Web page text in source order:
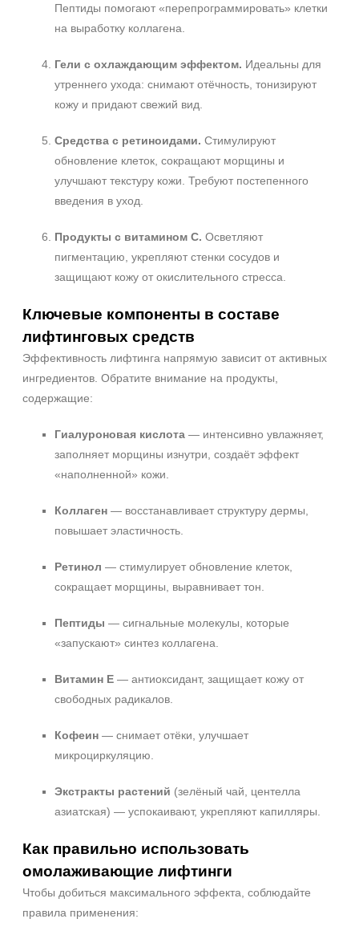
Пептиды помогают «перепрограммировать» клетки
на выработку коллагена.
Гели с охлаждающим эффектом. Идеальны для
утреннего ухода: снимают отёчность, тонизируют
кожу и придают свежий вид.
Средства с ретиноидами. Стимулируют
обновление клеток, сокращают морщины и
улучшают текстуру кожи. Требуют постепенного
введения в уход.
Продукты с витамином C. Осветляют
пигментацию, укрепляют стенки сосудов и
защищают кожу от окислительного стресса.
Ключевые компоненты в составе
лифтинговых средств
Эффективность лифтинга напрямую зависит от активных
ингредиентов. Обратите внимание на продукты,
содержащие:
Гиалуроновая кислота — интенсивно увлажняет,
заполняет морщины изнутри, создаёт эффект
«наполненной» кожи.
Коллаген — восстанавливает структуру дермы,
повышает эластичность.
Ретинол — стимулирует обновление клеток,
сокращает морщины, выравнивает тон.
Пептиды — сигнальные молекулы, которые
«запускают» синтез коллагена.
Витамин E — антиоксидант, защищает кожу от
свободных радикалов.
Кофеин — снимает отёки, улучшает
микроциркуляцию.
Экстракты растений (зелёный чай, центелла
азиатская) — успокаивают, укрепляют капилляры.
Как правильно использовать
омолаживающие лифтинги
Чтобы добиться максимального эффекта, соблюдайте
правила применения:
+7 (495) 640-58-89
+7 (929) 933-09-89